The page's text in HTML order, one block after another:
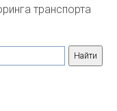
Поиск информации по сайту мониторинга транспорта